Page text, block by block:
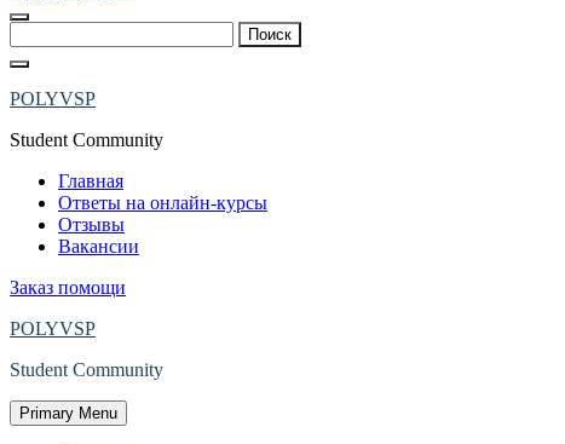
POLYVSP
Student Community
Главная
Ответы на онлайн-курсы
Отзывы
Вакансии
Заказ помощи
POLYVSP
Student Community
Primary Menu